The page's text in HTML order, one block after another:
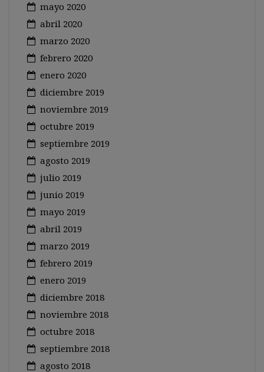
mayo 2020
abril 2020
marzo 2020
febrero 2020
enero 2020
diciembre 2019
noviembre 2019
octubre 2019
septiembre 2019
agosto 2019
julio 2019
junio 2019
mayo 2019
abril 2019
marzo 2019
febrero 2019
enero 2019
diciembre 2018
noviembre 2018
octubre 2018
septiembre 2018
agosto 2018